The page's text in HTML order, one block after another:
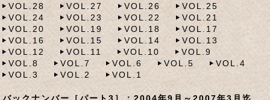
VOL.28
VOL.27 VOL.26
VOL.25
VOL.24
VOL.23 VOL.22
VOL.21
VOL.20
VOL.19 VOL.18
VOL.17
VOL.16
VOL.15 VOL.14
VOL.13
VOL.12
VOL.11 VOL.10
VOL.9
VOL.8
VOL.7 VOL.6 VOL.5
VOL.4
VOL.3
VOL.2 VOL.1
バックナンバー［パート3］：2004年9月～2007年3月迄